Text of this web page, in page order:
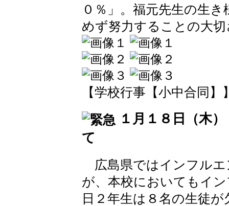
０％」。福元先生の生
めず努力することの大
【学校行事【小中合同】
１月１８日（木
て
広島県ではインフルエ
が、本校においてもイ
日２年生は８名の生徒